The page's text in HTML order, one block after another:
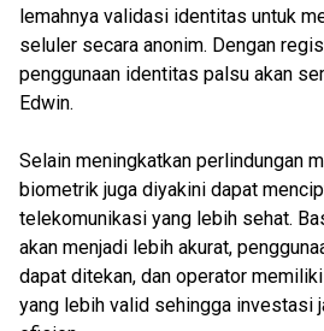
lemahnya validasi identitas untuk
seluler secara anonim. Dengan
penggunaan identitas palsu akan
Edwin.
Selain meningkatkan perlindungan
biometrik juga diyakini dapat
telekomunikasi yang lebih sehat.
akan menjadi lebih akurat,
dapat ditekan, dan operator
yang lebih valid sehingga investasi